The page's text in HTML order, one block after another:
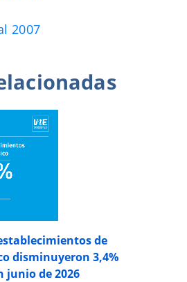
2007
de
disminuyeron 3,4%
de 2026